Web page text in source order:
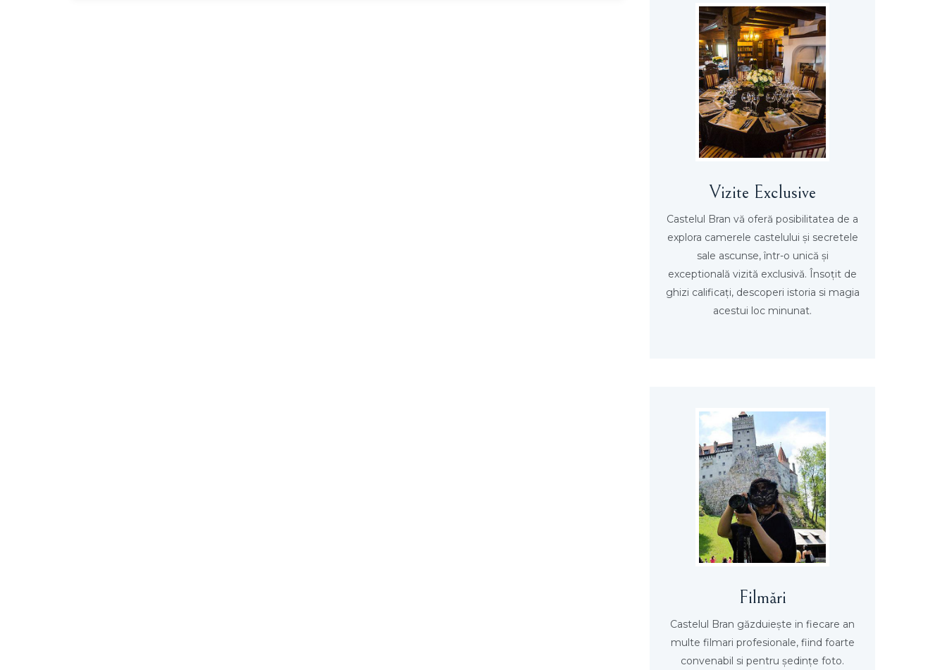
Vizite Exclusive
Castelul Bran vă oferă posibilitatea de a
explora camerele castelului și secretele
sale ascunse, într-o unică și
exceptională vizită exclusivă. Însoțit de
ghizi calificați, descoperi istoria si magia
acestui loc minunat.
Filmări
Castelul Bran găzduieşte in fiecare an
multe filmari profesionale, fiind foarte
convenabil si pentru şedinţe foto.